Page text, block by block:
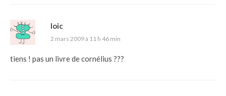
loic
2 mars 2009 à 11 h 46 min
tiens ! pas un livre de cornélius ???